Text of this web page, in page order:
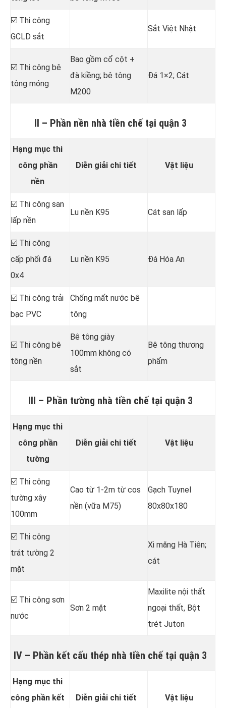
☑️ Thi công
GCLD sắt
Sắt Việt Nhật
☑️ Thi công bê
tông móng
Bao gồm cổ cột +
đà kiềng; bê tông
M200
Đá 1×2; Cát
II – Phần nền nhà tiền chế tại quận 3
Hạng mục thi
công phần
nền
Diễn giải chi tiết Vật liệu
☑️ Thi công san
lấp nền
Lu nền K95 Cát san lấp
☑️ Thi công
cấp phối đá
0x4
Lu nền K95 Đá Hóa An
☑️ Thi công trải
bạc PVC
Chống mất nước bê
tông
☑️ Thi công bê
tông nền
Bê tông giày
100mm không có
sắt
Bê tông thương
phẩm
III – Phần tường nhà tiền chế tại quận 3
Hạng mục thi
công phần
tường
Diễn giải chi tiết Vật liệu
☑️ Thi công
tường xây
100mm
Cao từ 1-2m từ cos
nền (vữa M75)
Gạch Tuynel
80x80x180
☑️ Thi công
trát tường 2
mặt
Xi măng Hà Tiên;
cát
☑️ Thi công sơn
nước
Sơn 2 mặt
Maxilite nội thất
ngoại thất, Bột
trét Juton
IV – Phần kết cấu thép nhà tiền chế tại quận 3
Hạng mục thi
công phần kết
Diễn giải chi tiết Vật liệu